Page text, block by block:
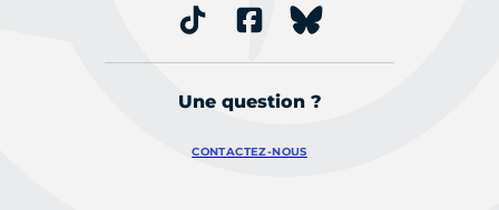
Une question ?
CONTACTEZ-NOUS